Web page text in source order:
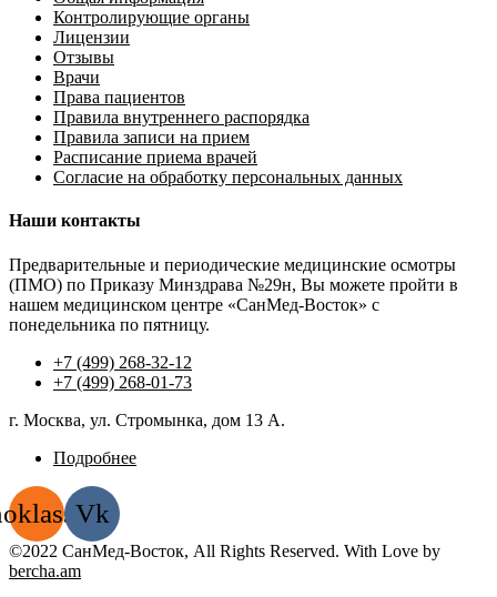
Контролирующие органы
Лицензии
Отзывы
Врачи
Права пациентов
Правила внутреннего распорядка
Правила записи на прием
Расписание приема врачей
Согласие на обработку персональных данных
Наши контакты
Предварительные и периодические медицинские осмотры
(ПМО) по Приказу Минздрава №29н, Вы можете пройти в
нашем медицинском центре «СанМед-Восток» с
понедельника по пятницу.
+7 (499) 268-32-12
+7 (499) 268-01-73
г. Москва, ул. Стромынка, дом 13 А.
Подробнее
Vk
©2022 СанМед-Восток, All Rights Reserved. With Love by
bercha.am